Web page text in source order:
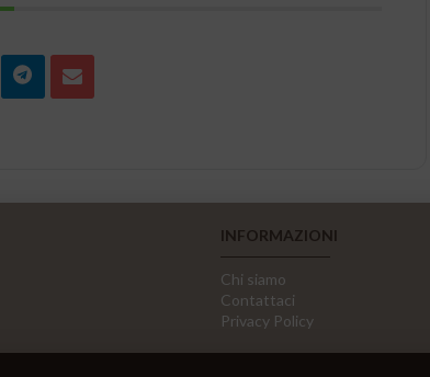
INFORMAZIONI
Chi siamo
Contattaci
Privacy Policy